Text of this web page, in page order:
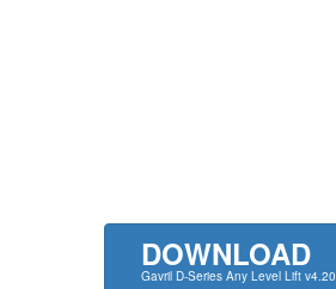
DOWNLOAD
Gavril D-Series Any Level Lift v4.20